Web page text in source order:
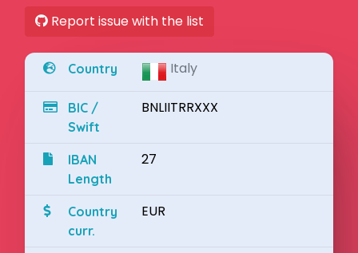
Report issue with the list
Country Italy
BIC /
Swift
BNLIITRRXXX
IBAN
Length
27
Country
curr.
EUR